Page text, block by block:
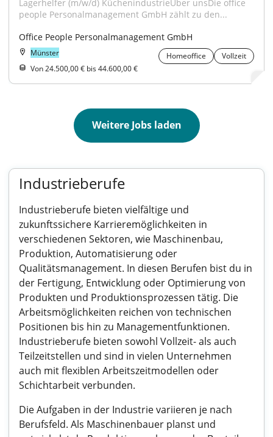
Lagerhelfer (m/w/d) KüchenindustrieÜber unsDie office
people Personalmanagement GmbH zählt zu den...
Office People Personalmanagement GmbH
Münster Homeoffice
Vollzeit
Von 24.500,00 € bis 44.600,00 €
Weitere Jobs laden
Industrieberufe
Industrieberufe bieten vielfältige und
zukunftssichere Karrieremöglichkeiten in
verschiedenen Sektoren, wie Maschinenbau,
Produktion, Automatisierung oder
Qualitätsmanagement. In diesen Berufen bist du in
der Fertigung, Entwicklung oder Optimierung von
Produkten und Produktionsprozessen tätig. Die
Arbeitsmöglichkeiten reichen von technischen
Positionen bis hin zu Managementfunktionen.
Industrieberufe bieten sowohl Vollzeit- als auch
Teilzeitstellen und sind in vielen Unternehmen
auch mit flexiblen Arbeitszeitmodellen oder
Schichtarbeit verbunden.
Die Aufgaben in der Industrie variieren je nach
Berufsfeld. Als Maschinenbauer planst und